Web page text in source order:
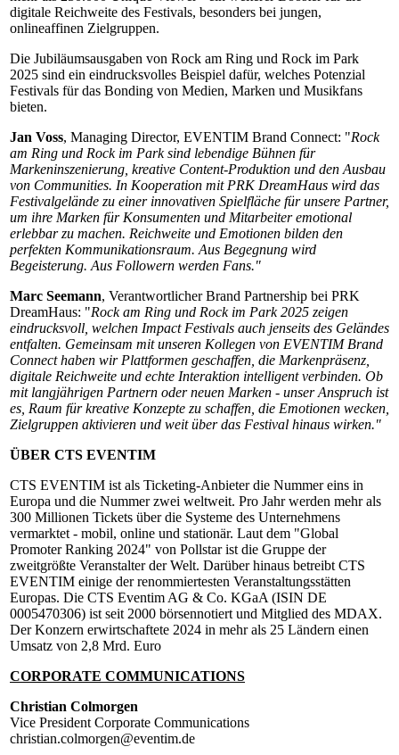
digitale Reichweite des Festivals, besonders bei jungen,
onlineaffinen Zielgruppen.
Die Jubiläumsausgaben von Rock am Ring und Rock im Park
2025 sind ein eindrucksvolles Beispiel dafür, welches Potenzial
Festivals für das Bonding von Medien, Marken und Musikfans
bieten.
Jan Voss, Managing Director, EVENTIM Brand Connect: "Rock
am Ring und Rock im Park sind lebendige Bühnen für
Markeninszenierung, kreative Content-Produktion und den Ausbau
von Communities. In Kooperation mit PRK DreamHaus wird das
Festivalgelände zu einer innovativen Spielfläche für unsere Partner,
um ihre Marken für Konsumenten und Mitarbeiter emotional
erlebbar zu machen. Reichweite und Emotionen bilden den
perfekten Kommunikationsraum. Aus Begegnung wird
Begeisterung. Aus Followern werden Fans."
Marc Seemann, Verantwortlicher Brand Partnership bei PRK
DreamHaus: "Rock am Ring und Rock im Park 2025 zeigen
eindrucksvoll, welchen Impact Festivals auch jenseits des Geländes
entfalten. Gemeinsam mit unseren Kollegen von EVENTIM Brand
Connect haben wir Plattformen geschaffen, die Markenpräsenz,
digitale Reichweite und echte Interaktion intelligent verbinden. Ob
mit langjährigen Partnern oder neuen Marken - unser Anspruch ist
es, Raum für kreative Konzepte zu schaffen, die Emotionen wecken,
Zielgruppen aktivieren und weit über das Festival hinaus wirken."
ÜBER CTS EVENTIM
CTS EVENTIM ist als Ticketing-Anbieter die Nummer eins in
Europa und die Nummer zwei weltweit. Pro Jahr werden mehr als
300 Millionen Tickets über die Systeme des Unternehmens
vermarktet - mobil, online und stationär. Laut dem "Global
Promoter Ranking 2024" von Pollstar ist die Gruppe der
zweitgrößte Veranstalter der Welt. Darüber hinaus betreibt CTS
EVENTIM einige der renommiertesten Veranstaltungsstätten
Europas. Die CTS Eventim AG & Co. KGaA (ISIN DE
0005470306) ist seit 2000 börsennotiert und Mitglied des MDAX.
Der Konzern erwirtschaftete 2024 in mehr als 25 Ländern einen
Umsatz von 2,8 Mrd. Euro
CORPORATE COMMUNICATIONS
Christian Colmorgen
Vice President Corporate Communications
christian.colmorgen@eventim.de